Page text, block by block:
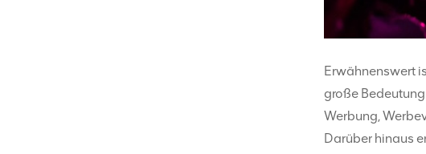
Erwähnenswert
große
Werbung,
Darüber hinaus